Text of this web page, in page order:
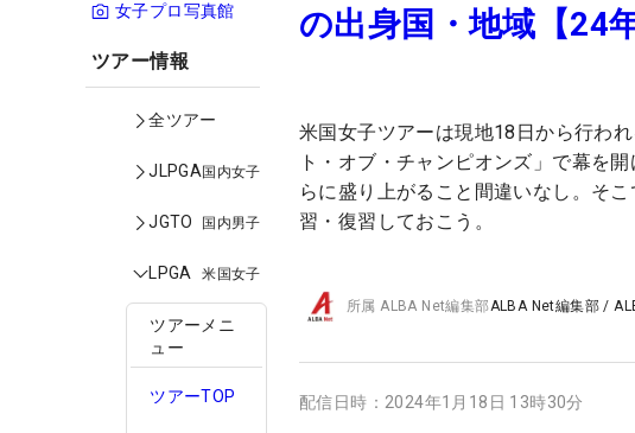
女子プロ写真館
ツアー情報
全ツアー
JLPGA国内女子
JGTO 国内男子
LPGA 米国女子
ツアーメニ
ュー
ツアーTOP
の出身国・地域【24
米国女子ツアーは現地18日から行わ
ト・オブ・チャンピオンズ」で幕を
らに盛り上がること間違いなし。そ
習・復習しておこう。
所属ALBA Net編集部ALBA Net編集部 /
配信日時： 2024年1月18日 13時30分